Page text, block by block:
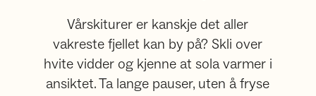
Vårskiturer er kanskje det aller
vakreste fjellet kan by på? Skli over
hvite vidder og kjenne at sola varmer i
ansiktet. Ta lange pauser, uten å fryse